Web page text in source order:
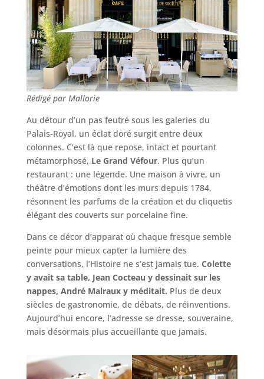
Rédigé par Mallorie
Au détour d’un pas feutré sous les galeries du
Palais-Royal, un éclat doré surgit entre deux
colonnes. C’est là que repose, intact et pourtant
métamorphosé, Le Grand Véfour. Plus qu’un
restaurant : une légende. Une maison à vivre, un
théâtre d’émotions dont les murs depuis 1784,
résonnent les parfums de la création et du cliquetis
élégant des couverts sur porcelaine fine.
Dans ce décor d’apparat où chaque fresque semble
peinte pour mieux capter la lumière des
conversations, l’Histoire ne s’est jamais tue. Colette
y avait sa table, Jean Cocteau y dessinait sur les
nappes, André Malraux y méditait. Plus de deux
siècles de gastronomie, de débats, de réinventions.
Aujourd’hui encore, l’adresse se dresse, souveraine,
mais désormais plus accueillante que jamais.